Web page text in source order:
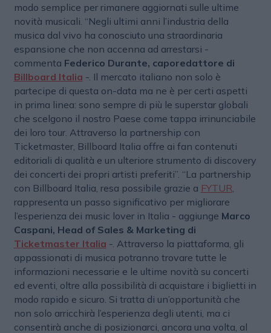
modo semplice per rimanere aggiornati sulle ultime
novità musicali. “Negli ultimi anni l’industria della
musica dal vivo ha conosciuto una straordinaria
espansione che non accenna ad arrestarsi -
commenta Federico Durante, caporedattore di
Billboard Italia -. Il mercato italiano non solo è
partecipe di questa on-data ma ne è per certi aspetti
in prima linea: sono sempre di più le superstar globali
che scelgono il nostro Paese come tappa irrinunciabile
dei loro tour. Attraverso la partnership con
Ticketmaster, Billboard Italia offre ai fan contenuti
editoriali di qualità e un ulteriore strumento di discovery
dei concerti dei propri artisti preferiti”. “La partnership
con Billboard Italia, resa possibile grazie a FYTUR
rappresenta un passo significativo per migliorare
l’esperienza dei music lover in Italia - aggiunge Marco
Caspani, Head of Sales & Marketing di
Ticketmaster Italia -. Attraverso la piattaforma, gli
appassionati di musica potranno trovare tutte le
informazioni necessarie e le ultime novità su concerti
ed eventi, oltre alla possibilità di acquistare i biglietti in
modo rapido e sicuro. Si tratta di un’opportunità che
non solo arricchirà l’esperienza degli utenti, ma ci
consentirà anche di posizionarci, ancora una volta, al